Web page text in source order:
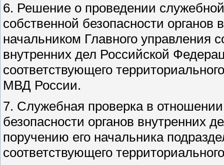
6. Решение о проведении
собственной безопасности
начальником Главного управления
внутренних дел Российской
соответствующего
МВД России.
7. Служебная проверка в
безопасности органов
поручению его начальника
соответствующего